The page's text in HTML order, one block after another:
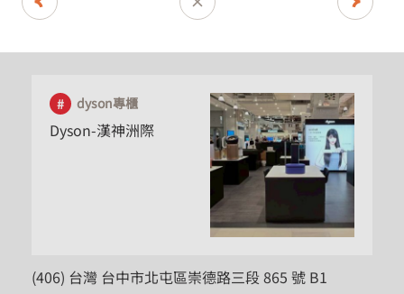
dyson專櫃
Dyson-漢神洲際
(406) 台灣 台中市北屯區崇德路三段 865 號 B1